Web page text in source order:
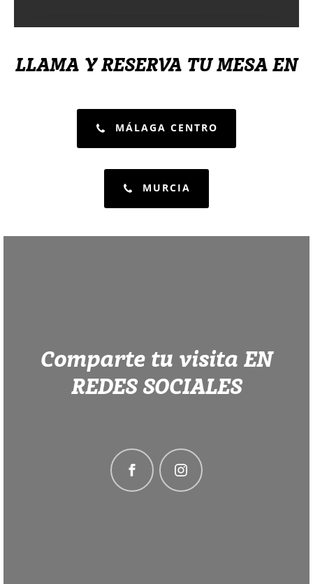
LLAMA Y RESERVA TU MESA EN
MÁLAGA CENTRO
MURCIA
Comparte tu visita EN
REDES SOCIALES